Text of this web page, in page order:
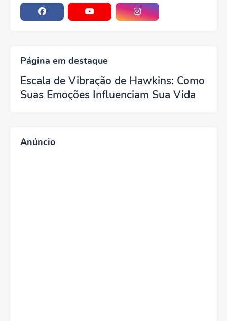
Página em destaque
Escala de Vibração de Hawkins: Como
Suas Emoções Influenciam Sua Vida
Anúncio